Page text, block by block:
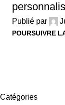
Publié par
POURSUIVRE
Catégories